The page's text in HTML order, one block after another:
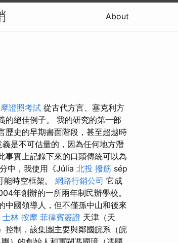
About
證照考試 從古代方言、塞克利方
的絕佳例子。 我的研究的第一部
歷史的早期書面階段，甚至超越時
是不可估量的，因為任何地方潛
事實上記錄下來的口頭傳統可以為
中，我使用《Júlia 北投 撥筋 sép
時空框架。 網路行銷公司 它成
年創辦的一所兩年制民辦學校。
中國領導人，但不僅孫中山和後來
士林 按摩 菲律賓簽證 天津（天
控制，該集團主要與鄰國皖系（皖